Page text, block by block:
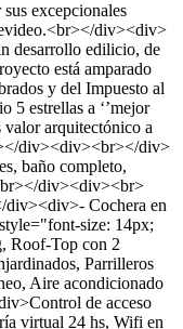
excepcionales
div><div>
desarrollo edilicio, de
está amparado
y del Impuesto al
estrellas a ‘’mejor
valor arquitectónico a
div><div><br></div>
baño completo,
div><div><br>
Cochera en
size: 14px;
Roof-Top con 2
Parrilleros
Aire acondicionado
de acceso
virtual 24 hs, Wifi en